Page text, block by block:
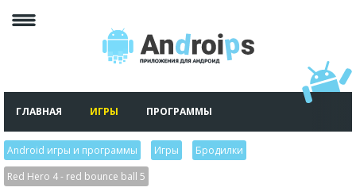
ГЛАВНАЯ ИГРЫ ПРОГРАММЫ
Android игры и программы Игры Бродилки
Red Hero 4 - red bounce ball 5